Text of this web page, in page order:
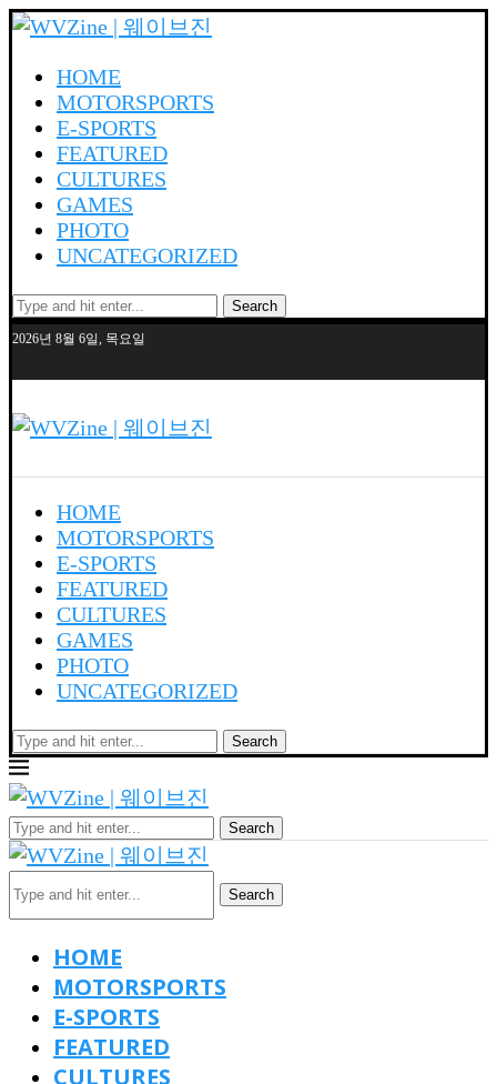
HOME
MOTORSPORTS
E-SPORTS
FEATURED
CULTURES
GAMES
PHOTO
UNCATEGORIZED
Search
2026년 8월 6일, 목요일
HOME
MOTORSPORTS
E-SPORTS
FEATURED
CULTURES
GAMES
PHOTO
UNCATEGORIZED
Search
Search
Search
HOME
MOTORSPORTS
E-SPORTS
FEATURED
CULTURES